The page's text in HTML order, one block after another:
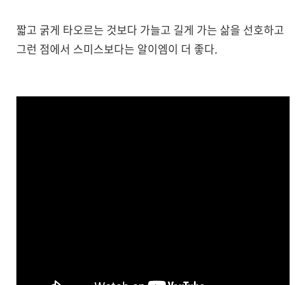
짧고 굵게 타오르는 것보다 가늘고 길게 가는 삶을 선호하고
그런 점에서 스미스보다는 알이엠이 더 좋다.